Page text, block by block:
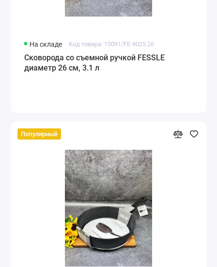
На складе Код товара: 15091/FE-9025.26
Сковорода со съемной ручкой FESSLE
диаметр 26 см, 3.1 л
Популярный